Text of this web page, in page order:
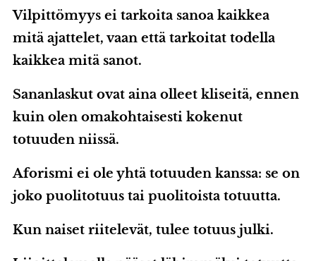
Vilpittömyys ei tarkoita sanoa kaikkea
mitä ajattelet, vaan että tarkoitat todella
kaikkea mitä sanot.
Sananlaskut ovat aina olleet kliseitä, ennen
kuin olen omakohtaisesti kokenut
totuuden niissä.
Aforismi ei ole yhtä totuuden kanssa: se on
joko puolitotuus tai puolitoista totuutta.
Kun naiset riitelevät, tulee totuus julki.